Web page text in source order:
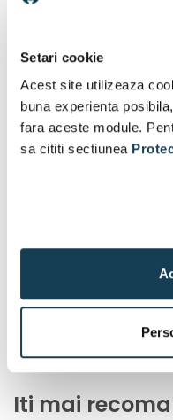
Setari cookie
Acest site utilizeaza
buna experienta
fara aceste module.
sa cititi sectiunea
Randamentul motorului
Randament motor la 3/4
Randament motor la 1/2
Numarul de poli: 2
Grad de protectie (IEC
Clasa de izolare (IEC 85): F
Protectie incorporata in
Volum de livrare: 0.094
Iti mai